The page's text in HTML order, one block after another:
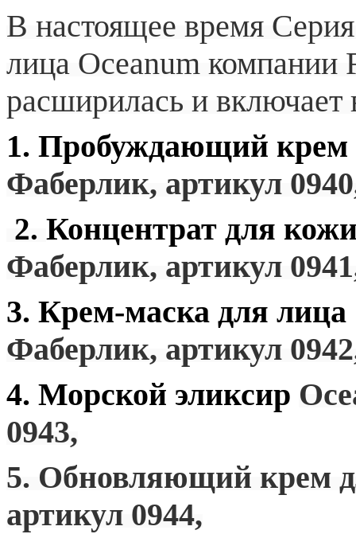
В настоящее время
лица Oceanum компании
расширилась и включает
1. Пробуждающий
Фаберлик, артикул
2. Концентрат для
Фаберлик, артикул
3. Крем-маска для
Фаберлик, артикул
4. Морской эликсир
0943,
5. Обновляющий крем
артикул 0944,